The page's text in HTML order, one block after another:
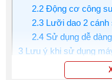
2.2Động cơ công
2.3Lưỡi dao 2 cánh
2.4Sử dụng dễ
3 Lưu ý khi sử dụng
Mua máy xay giò